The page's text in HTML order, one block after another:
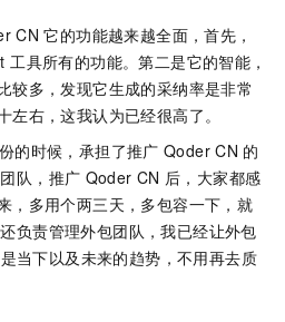
CN 它的功能越来越全面，首先，
具所有的功能。第二是它的智能，
较多，发现它生成的采纳率是非常
右，这我认为已经很高了。
的时候，承担了推广 Qoder CN 的
队，推广 Qoder CN 后，大家都感
，多用个两三天，多包容一下，就
负责管理外包团队，我已经让外包
当下以及未来的趋势，不用再去质